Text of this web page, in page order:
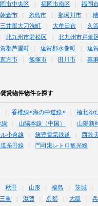
市中央区 福岡市南区 福岡
朝倉市 糸島市 那珂川市
三井郡大刀洗町 大牟田市 久
北九州市若松区 北九州市戸畑
郡芦屋町 遠賀郡水巻町 遠
直方市 飯塚市 田川市 嘉
貸物件物件を探す
香椎線<海の中道線> 福北ゆ
線 山陽本線（中国） 山陽新
小倉線 筑豊電気鉄道 西鉄
糸田線 門司港レトロ観光線
秋田 山形 福島 茨城
三重 滋賀 京都 大阪